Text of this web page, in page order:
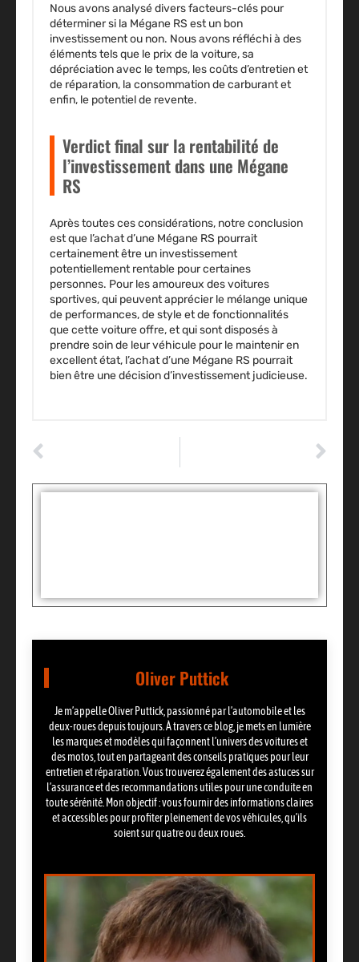
Nous avons analysé divers facteurs-clés pour
déterminer si la Mégane RS est un bon
investissement ou non. Nous avons réfléchi à des
éléments tels que le prix de la voiture, sa
dépréciation avec le temps, les coûts d’entretien et
de réparation, la consommation de carburant et
enfin, le potentiel de revente.
Verdict final sur la rentabilité de
l’investissement dans une Mégane
RS
Après toutes ces considérations, notre conclusion
est que l’achat d’une Mégane RS pourrait
certainement être un investissement
potentiellement rentable pour certaines
personnes. Pour les amoureux des voitures
sportives, qui peuvent apprécier le mélange unique
de performances, de style et de fonctionnalités
que cette voiture offre, et qui sont disposés à
prendre soin de leur véhicule pour le maintenir en
excellent état, l’achat d’une Mégane RS pourrait
bien être une décision d’investissement judicieuse.
Oliver Puttick
Je m’appelle Oliver Puttick, passionné par l’automobile et les
deux-roues depuis toujours. À travers ce blog, je mets en lumière
les marques et modèles qui façonnent l’univers des voitures et
des motos, tout en partageant des conseils pratiques pour leur
entretien et réparation. Vous trouverez également des astuces sur
l’assurance et des recommandations utiles pour une conduite en
toute sérénité. Mon objectif : vous fournir des informations claires
et accessibles pour profiter pleinement de vos véhicules, qu’ils
soient sur quatre ou deux roues.